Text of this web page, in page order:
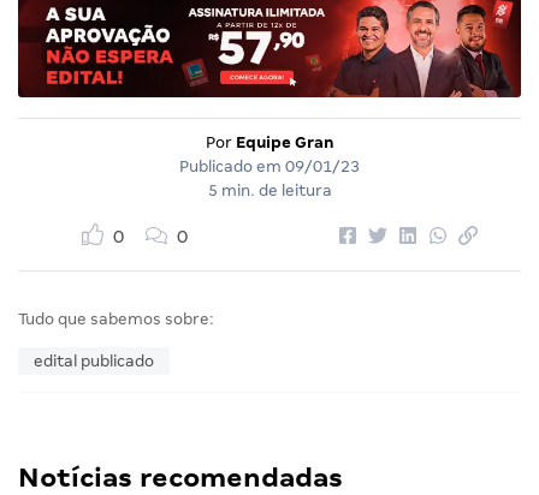
Por Equipe Gran
Publicado em 09/01/23
5 min. de leitura
0 0
Tudo que sabemos sobre:
edital publicado
Notícias recomendadas